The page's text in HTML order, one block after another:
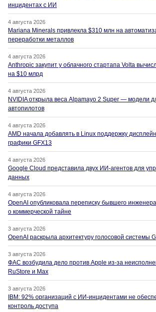
инцидентах с ИИ
4 августа 2026
Mariana Minerals привлекла $310 млн на
переработки металлов
4 августа 2026
Anthropic закупит у облачного стартапа Volta
на $10 млрд
4 августа 2026
NVIDIA открыла веса Alpamayo 2 Super — модели
автопилотов
4 августа 2026
AMD начала добавлять в Linux поддержку
графики GFX13
4 августа 2026
Google Cloud представила двух ИИ-агентов для
данных
4 августа 2026
OpenAI опубликовала переписку бывшего
о коммерческой тайне
3 августа 2026
OpenAI раскрыла архитектуру голосовой системы
3 августа 2026
ФАС возбудила дело против Apple из-за
RuStore и Max
3 августа 2026
IBM: 92% организаций с ИИ-инцидентами не
контроль доступа